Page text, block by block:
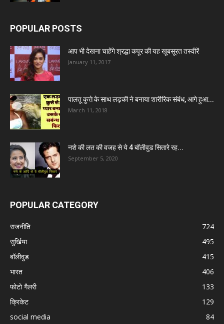
POPULAR POSTS
आप भी देखना चाहेंगे श्रद्धा कपूर की यह खूबसूरत तस्वीरें
January 11, 2017
पालतू कुत्ते के साथ लड़की ने बनाया शारीरिक संबंध, आगे हुआ...
March 11, 2018
नशे की लत की वजह से ये 4 बॉलीवुड सितारे रह...
September 5, 2020
POPULAR CATEGORY
राजनीति
724
सुर्खिया
495
बॉलीवुड
415
भारत
406
फोटो गैलरी
133
क्रिकेट
129
social media
84